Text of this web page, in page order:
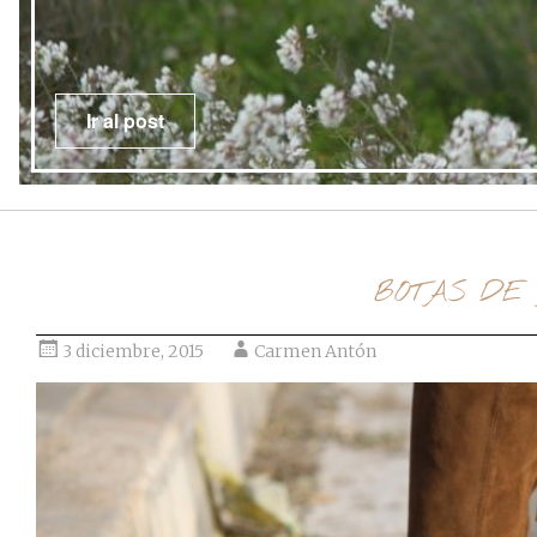
Ir al post
BOTAS
3 diciembre, 2015 Carmen Antón